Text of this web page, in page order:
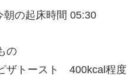
の起床時間 05:30
の
トースト 400kcal程度